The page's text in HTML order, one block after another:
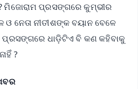
ମିଜୋରାମ ପ୍ରସଙ୍ଗରେ କୁମ୍ଭୀର
ଓ ନେତା ନୀତୀଶଙ୍କ ବୟାନ ବେଳେ
ପ୍ରସଙ୍ଗରେ ଧାଡ଼ିଟିଏ ବି କଣ କହିବାକୁ
?